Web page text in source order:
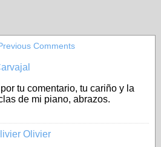
Comments
tu comentario, tu cariño y la
de mi piano, abrazos.
Olivier